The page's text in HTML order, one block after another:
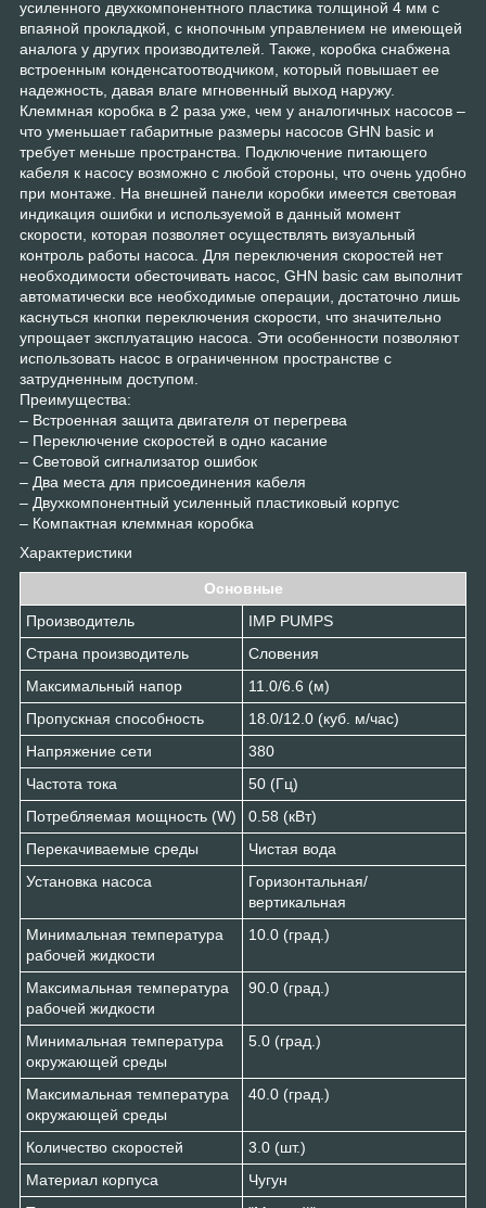
усиленного двухкомпонентного пластика толщиной 4 мм с
впаяной прокладкой, с кнопочным управлением не имеющей
аналога у других производителей. Также, коробка снабжена
встроенным конденсатоотводчиком, который повышает ее
надежность, давая влаге мгновенный выход наружу.
Клеммная коробка в 2 раза уже, чем у аналогичных насосов –
что уменьшает габаритные размеры насосов GHN basic и
требует меньше пространства. Подключение питающего
кабеля к насосу возможно с любой стороны, что очень удобно
при монтаже. На внешней панели коробки имеется световая
индикация ошибки и используемой в данный момент
скорости, которая позволяет осуществлять визуальный
контроль работы насоса. Для переключения скоростей нет
необходимости обесточивать насос, GHN basic сам выполнит
автоматически все необходимые операции, достаточно лишь
каснуться кнопки переключения скорости, что значительно
упрощает эксплуатацию насоса. Эти особенности позволяют
использовать насос в ограниченном пространстве с
затрудненным доступом.
Преимущества:
– Встроенная защита двигателя от перегрева
– Переключение скоростей в одно касание
– Световой сигнализатор ошибок
– Два места для присоединения кабеля
– Двухкомпонентный усиленный пластиковый корпус
– Компактная клеммная коробка
Характеристики
Основные
Производитель
IMP PUMPS
Страна производитель
Словения
Максимальный напор
11.0/6.6 (м)
Пропускная способность
18.0/12.0 (куб. м/час)
Напряжение сети
380
Частота тока
50 (Гц)
Потребляемая мощность (W)
0.58 (кВт)
Перекачиваемые среды
Чистая вода
Установка насоса
Горизонтальная/
вертикальная
Минимальная температура
рабочей жидкости
10.0 (град.)
Максимальная температура
рабочей жидкости
90.0 (град.)
Минимальная температура
окружающей среды
5.0 (град.)
Максимальная температура
окружающей среды
40.0 (град.)
Количество скоростей
3.0 (шт.)
Материал корпуса
Чугун